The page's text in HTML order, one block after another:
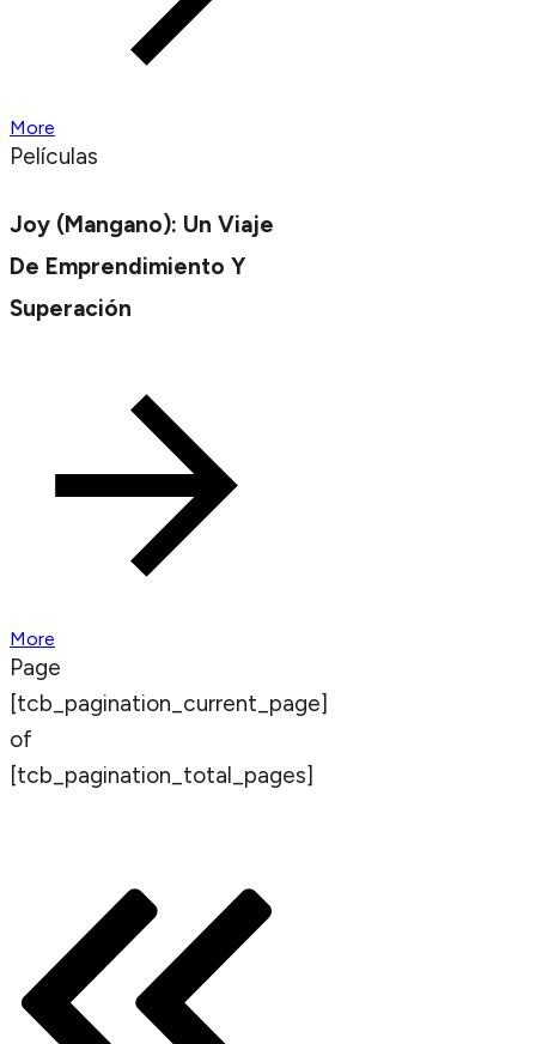
More
Películas
Joy (Mangano): Un Viaje
De Emprendimiento Y
Superación
More
Page
[tcb_pagination_current_page]
of
[tcb_pagination_total_pages]